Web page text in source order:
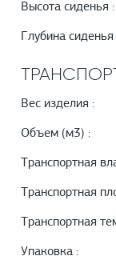
Высота сиденья :
Глубина сиденья
Вес изделия :
Объем (м3) :
Транспортная
Транспортная
Транспортная
Упаковка :